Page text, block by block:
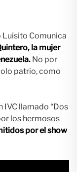
Luisito Comunica
la mujer
No por
patrio, como
IVC llamado “Dos
los hermosos
por el show